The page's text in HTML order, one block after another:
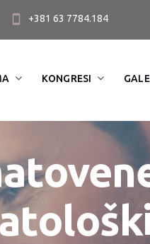
+381 63 7784.184
KONGRESI